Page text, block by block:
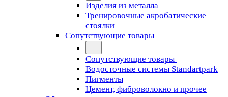
Изделия из металла
Тренировочные акробатические
стоялки
Сопутствующие товары
Сопутствующие товары
Водосточные системы Standartpark
Пигменты
Цемент, фиброволокно и прочее